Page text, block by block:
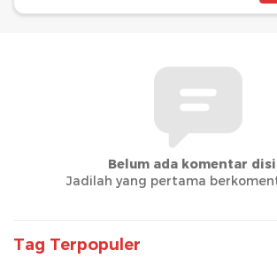
Belum ada komentar
Jadilah yang pertama
Tag Terpopuler